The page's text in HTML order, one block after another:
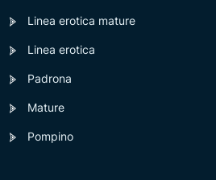
Linea erotica mature
Linea erotica
Padrona
Mature
Pompino